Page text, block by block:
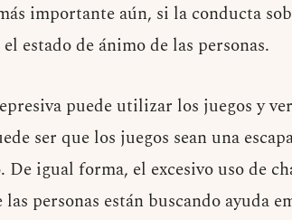
importante aún, si la conducta
estado de ánimo de las personas.
puede utilizar los juegos y
ser que los juegos sean una
igual forma, el excesivo uso de
personas están buscando ayuda